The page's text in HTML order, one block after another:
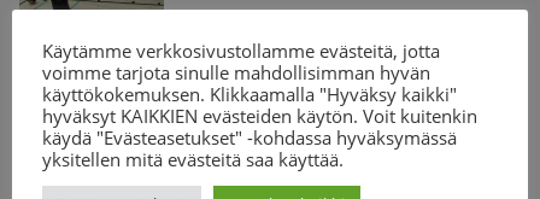
Istumalentopallo on sovellettu muoto
tavallisesta lentopallosta
Jousiammunta
Käytämme verkkosivustollamme evästeitä, jotta
voimme tarjota sinulle mahdollisimman hyvän
käyttökokemuksen. Klikkaamalla "Hyväksy kaikki"
hyväksyt KAIKKIEN evästeiden käytön. Voit kuitenkin
käydä "Evästeasetukset" -kohdassa hyväksymässä
yksitellen mitä evästeitä saa käyttää.